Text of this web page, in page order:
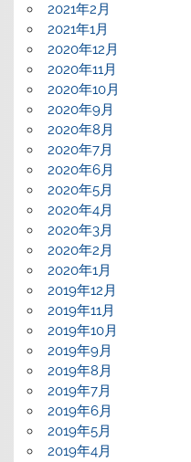
2021年2月
2021年1月
2020年12月
2020年11月
2020年10月
2020年9月
2020年8月
2020年7月
2020年6月
2020年5月
2020年4月
2020年3月
2020年2月
2020年1月
2019年12月
2019年11月
2019年10月
2019年9月
2019年8月
2019年7月
2019年6月
2019年5月
2019年4月